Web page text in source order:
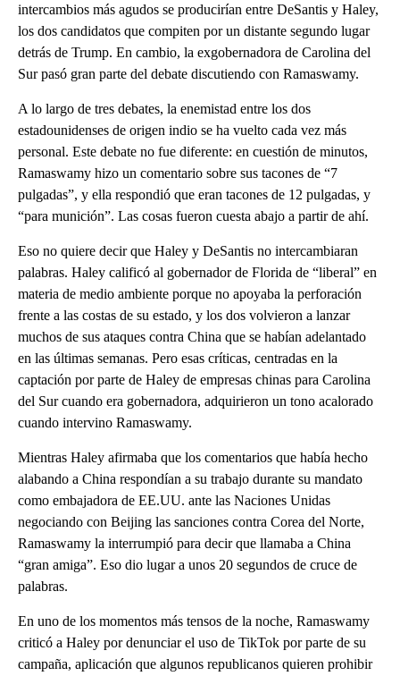
intercambios más agudos se producirían entre DeSantis y Haley,
los dos candidatos que compiten por un distante segundo lugar
detrás de Trump. En cambio, la exgobernadora de Carolina del
Sur pasó gran parte del debate discutiendo con Ramaswamy.
A lo largo de tres debates, la enemistad entre los dos
estadounidenses de origen indio se ha vuelto cada vez más
personal. Este debate no fue diferente: en cuestión de minutos,
Ramaswamy hizo un comentario sobre sus tacones de “7
pulgadas”, y ella respondió que eran tacones de 12 pulgadas, y
“para munición”. Las cosas fueron cuesta abajo a partir de ahí.
Eso no quiere decir que Haley y DeSantis no intercambiaran
palabras. Haley calificó al gobernador de Florida de “liberal” en
materia de medio ambiente porque no apoyaba la perforación
frente a las costas de su estado, y los dos volvieron a lanzar
muchos de sus ataques contra China que se habían adelantado
en las últimas semanas. Pero esas críticas, centradas en la
captación por parte de Haley de empresas chinas para Carolina
del Sur cuando era gobernadora, adquirieron un tono acalorado
cuando intervino Ramaswamy.
Mientras Haley afirmaba que los comentarios que había hecho
alabando a China respondían a su trabajo durante su mandato
como embajadora de EE.UU. ante las Naciones Unidas
negociando con Beijing las sanciones contra Corea del Norte,
Ramaswamy la interrumpió para decir que llamaba a China
“gran amiga”. Eso dio lugar a unos 20 segundos de cruce de
palabras.
En uno de los momentos más tensos de la noche, Ramaswamy
criticó a Haley por denunciar el uso de TikTok por parte de su
campaña, aplicación que algunos republicanos quieren prohibir